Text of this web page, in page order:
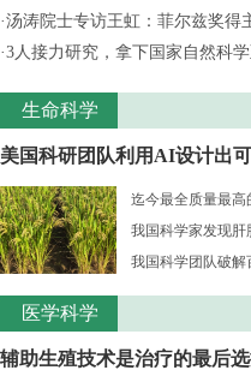
·汤涛院士专访王虹：菲尔兹奖得
·3人接力研究，拿下国家自然科
生命科学
美国科研团队利用AI设计出
迄今最全质量最高
我国科学家发现肝
我国科学团队破解
医学科学
辅助生殖技术是治疗的最后